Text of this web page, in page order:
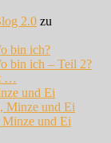
2.0 zu
bin ich?
bin ich – Teil 2?
…
und Ei
Minze und Ei
Minze und Ei